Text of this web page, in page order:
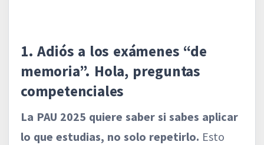
1. Adiós a los exámenes “de
memoria”. Hola, preguntas
competenciales
La PAU 2025 quiere saber si sabes aplicar
lo que estudias, no solo repetirlo. Esto